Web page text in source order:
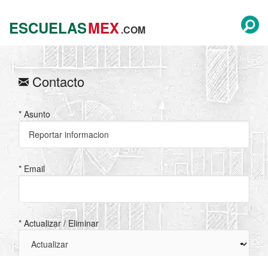
ESCUELASMEX.COM
Contacto
* Asunto
* Email
* Actualizar / Eliminar